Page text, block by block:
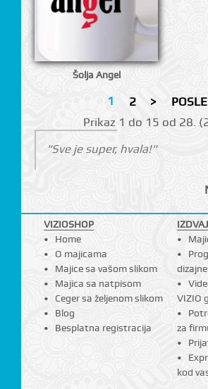
Šolja Angel
1 2 >
Prikаz 1 do 15 оd 28.
"Sve je super, hvala!"
VIZIOSHOP
Home
O majicama
Majice sa vašom slikom
Majica sa natpisom
Ceger sa željenom slikom
Blog
Besplatna registracija
VIZIO
za
kod